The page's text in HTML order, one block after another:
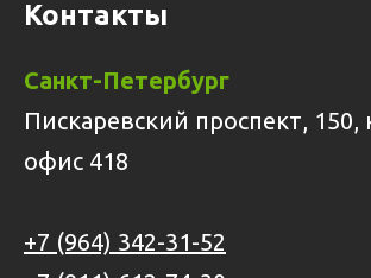
Контакты
Санкт-Петербург
Пискаревский проспект, 150,
офис 418
+7 (964) 342-31-52